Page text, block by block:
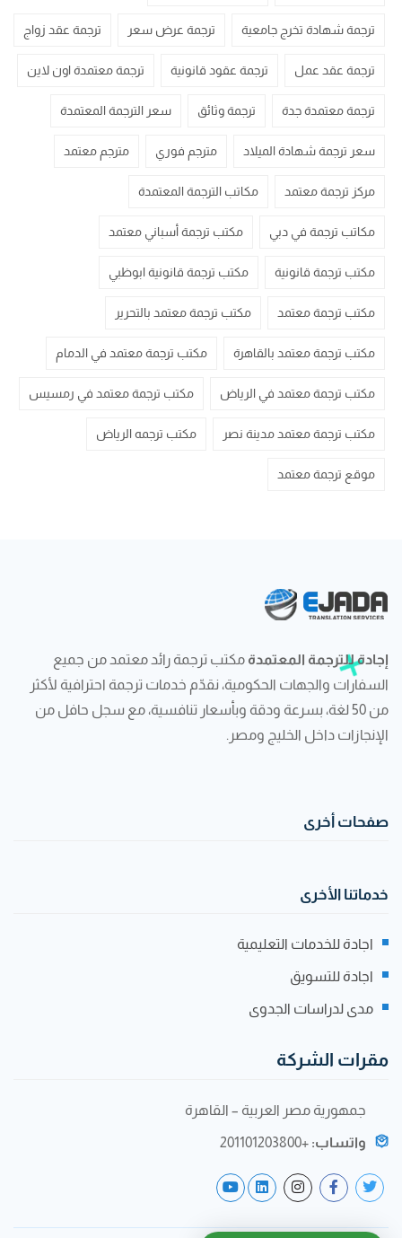
ترجمة شهادة تخرج جامعية ترجمة عرض سعر ترجمة عقد زواج
ترجمة عقد عمل ترجمة عقود قانونية ترجمة معتمدة اون لاين
ترجمة معتمدة جدة ترجمة وثائق سعر الترجمة المعتمدة
سعر ترجمة شهادة الميلاد مترجم فوري مترجم معتمد
مركز ترجمة معتمد مكاتب الترجمة المعتمدة
مكاتب ترجمة في دبي مكتب ترجمة أسباني معتمد
مكتب ترجمة قانونية مكتب ترجمة قانونية ابوظبي
مكتب ترجمة معتمد مكتب ترجمة معتمد بالتحرير
مكتب ترجمة معتمد بالقاهرة مكتب ترجمة معتمد في الدمام
مكتب ترجمة معتمد في الرياض مكتب ترجمة معتمد في رمسيس
مكتب ترجمة معتمد مدينة نصر مكتب ترجمه الرياض
موقع ترجمة معتمد
إجادة للترجمة المعتمدة مكتب ترجمة رائد معتمد من جميع
السفارات والجهات الحكومية، نقدّم خدمات ترجمة احترافية لأكثر
من 50 لغة، بسرعة ودقة وبأسعار تنافسية، مع سجل حافل من
الإنجازات داخل الخليج ومصر.
صفحات أخرى
خدماتنا الأخرى
اجادة للخدمات التعليمية
اجادة للتسويق
مدى لدراسات الجدوى
مقرات الشركة
جمهورية مصر العربية – القاهرة
واتساب: +201101203800